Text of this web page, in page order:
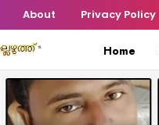
About Privacy Policy
Home